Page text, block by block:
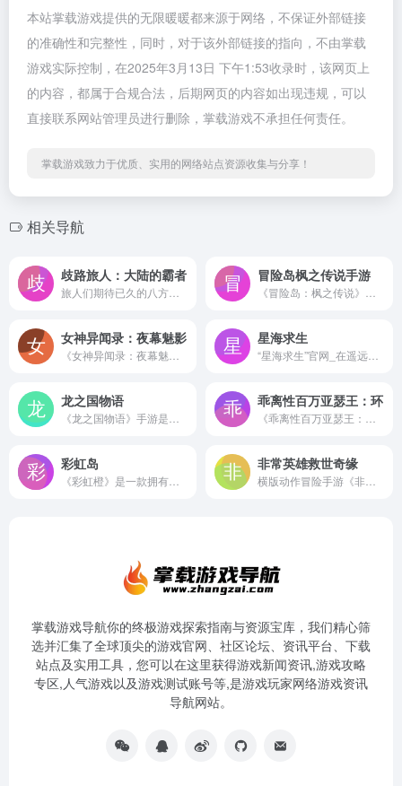
本站掌载游戏提供的无限暖暖都来源于网络，不保证外部链接
的准确性和完整性，同时，对于该外部链接的指向，不由掌载
游戏实际控制，在2025年3月13日 下午1:53收录时，该网页上
的内容，都属于合规合法，后期网页的内容如出现违规，可以
直接联系网站管理员进行删除，掌载游戏不承担任何责任。
掌载游戏致力于优质、实用的网络站点资源收集与分享！
相关导航
歧路旅人：大陆的霸者 冒险岛枫之传说手游
女神异闻录：夜幕魅影 星海求生
龙之国物语 乖离性百万亚瑟王：环
彩虹岛 非常英雄救世奇缘
掌载游戏导航你的终极游戏探索指南与资源宝库，我们精心筛
选并汇集了全球顶尖的游戏官网、社区论坛、资讯平台、下载
站点及实用工具，您可以在这里获得游戏新闻资讯,游戏攻略
专区,人气游戏以及游戏测试账号等,是游戏玩家网络游戏资讯
导航网站。